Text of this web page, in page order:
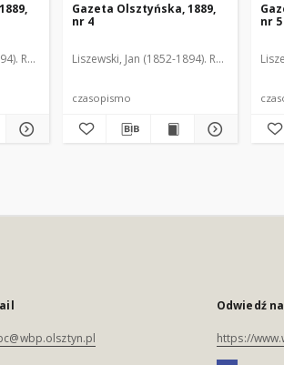
Red.
Gazeta Olsztyńska, 1889,
nr 4
Liszewski, Jan (1852-1894). Red.
czasopismo
nr 5
Odwiedź
https://